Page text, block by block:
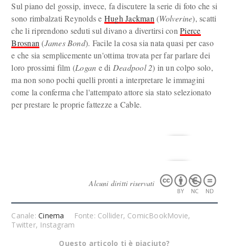
Sul piano del gossip, invece, fa discutere la serie di foto che si
sono rimbalzati Reynolds e Hugh Jackman (Wolverine), scatti
che li riprendono seduti sul divano a divertirsi conPierce
Brosnan (James Bond). Facile la cosa sia nata quasi per caso
e che sia semplicemente un'ottima trovata per far parlare dei
loro prossimi film (Logan e di Deadpool 2) in un colpo solo,
ma non sono pochi quelli pronti a interpretare le immagini
come la conferma che l'attempato attore sia stato selezionato
per prestare le proprie fattezze a Cable.
Alcuni diritti riservati
Canale:Cinema
Fonte: Collider, ComicBookMovie,
Twitter, Instagram
Questo articolo ti è piaciuto?